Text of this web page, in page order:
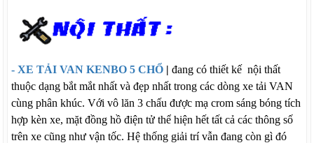
- XE TẢI VAN KENBO 5 CHỔ | đang có thiết kế nội thất
thuộc dạng bắt mắt nhất và đẹp nhất trong các dòng xe tải VAN
cùng phân khúc. Với vô lăn 3 chấu được mạ crom sáng bóng tích
hợp kèn xe, mặt đồng hồ điện tử thể hiện hết tất cả các thông số
trên xe cũng như vận tốc. Hệ thống giải trí vẫn đang còn gì đó